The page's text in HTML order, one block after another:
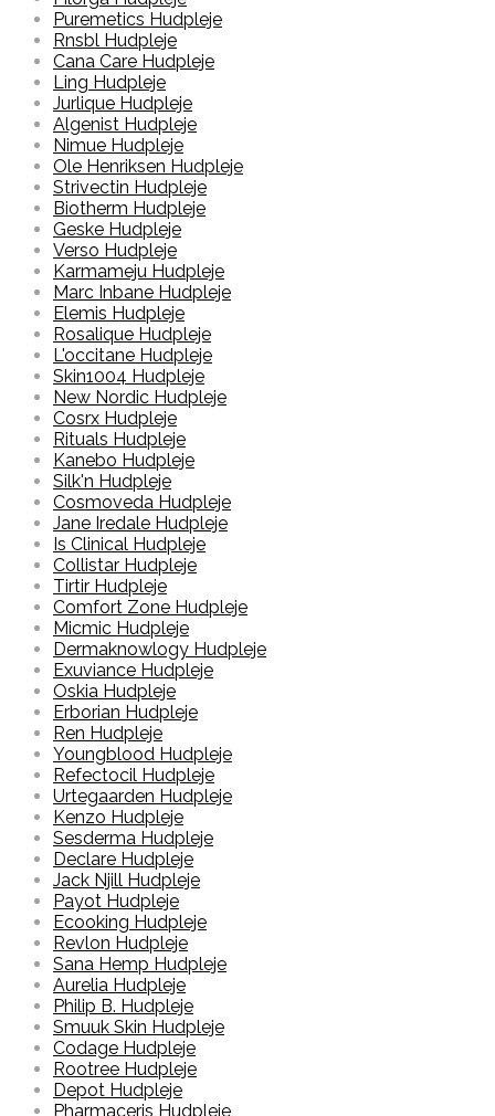
Puremetics Hudpleje
Rnsbl Hudpleje
Cana Care Hudpleje
Ling Hudpleje
Jurlique Hudpleje
Algenist Hudpleje
Nimue Hudpleje
Ole Henriksen Hudpleje
Strivectin Hudpleje
Biotherm Hudpleje
Geske Hudpleje
Verso Hudpleje
Karmameju Hudpleje
Marc Inbane Hudpleje
Elemis Hudpleje
Rosalique Hudpleje
L'occitane Hudpleje
Skin1004 Hudpleje
New Nordic Hudpleje
Cosrx Hudpleje
Rituals Hudpleje
Kanebo Hudpleje
Silk'n Hudpleje
Cosmoveda Hudpleje
Jane Iredale Hudpleje
Is Clinical Hudpleje
Collistar Hudpleje
Tirtir Hudpleje
Comfort Zone Hudpleje
Micmic Hudpleje
Dermaknowlogy Hudpleje
Exuviance Hudpleje
Oskia Hudpleje
Erborian Hudpleje
Ren Hudpleje
Youngblood Hudpleje
Refectocil Hudpleje
Urtegaarden Hudpleje
Kenzo Hudpleje
Sesderma Hudpleje
Declare Hudpleje
Jack Njill Hudpleje
Payot Hudpleje
Ecooking Hudpleje
Revlon Hudpleje
Sana Hemp Hudpleje
Aurelia Hudpleje
Philip B. Hudpleje
Smuuk Skin Hudpleje
Codage Hudpleje
Rootree Hudpleje
Depot Hudpleje
Pharmaceris Hudpleje